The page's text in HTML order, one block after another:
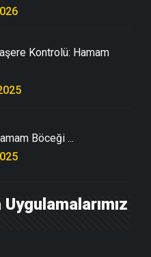
Kontrolü: Hamam
Böceği ...